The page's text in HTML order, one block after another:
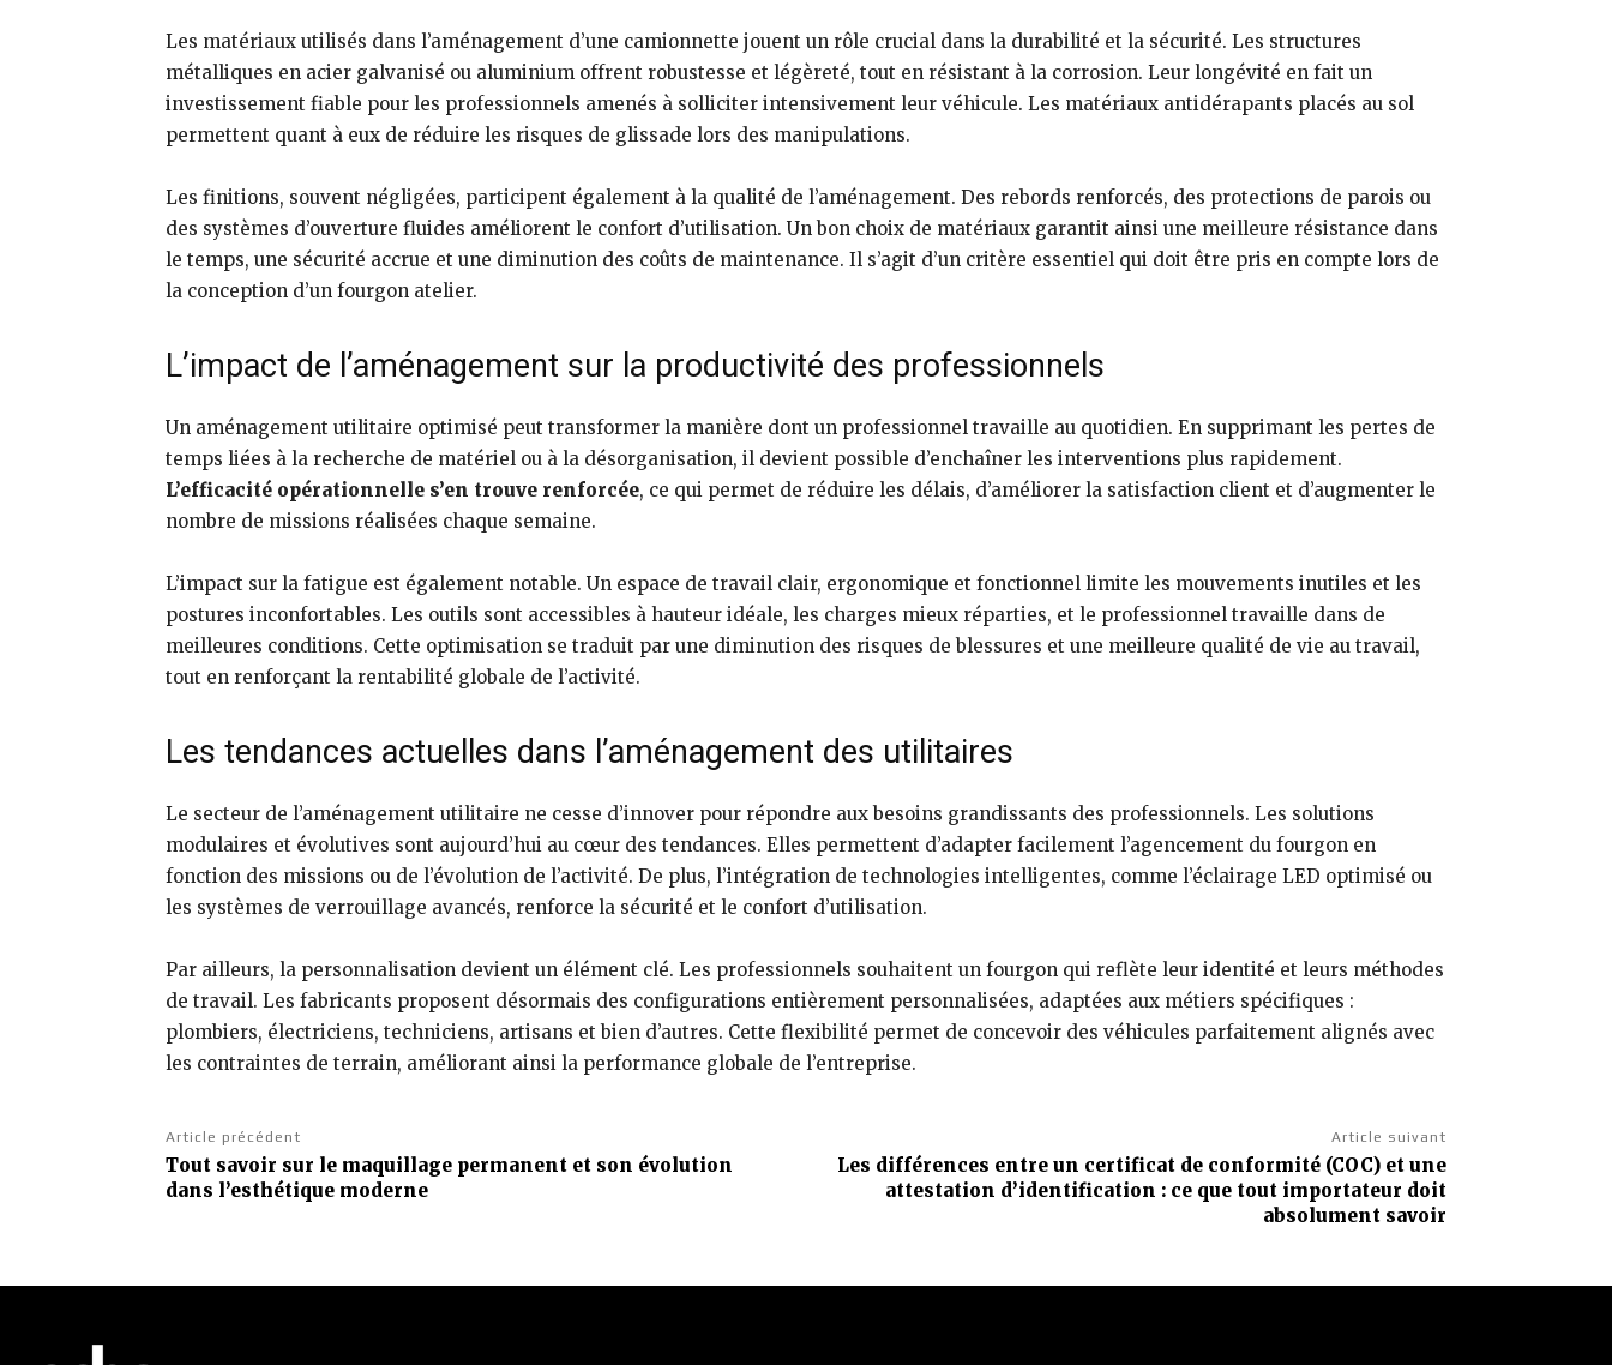
Les matériaux utilisés dans l’aménagement d’une camionnette jouent un rôle crucial dans la durabilité et la sécurité. Les structures
métalliques en acier galvanisé ou aluminium offrent robustesse et légèreté, tout en résistant à la corrosion. Leur longévité en fait un
investissement fiable pour les professionnels amenés à solliciter intensivement leur véhicule. Les matériaux antidérapants placés au sol
permettent quant à eux de réduire les risques de glissade lors des manipulations.
Les finitions, souvent négligées, participent également à la qualité de l’aménagement. Des rebords renforcés, des protections de parois ou
des systèmes d’ouverture fluides améliorent le confort d’utilisation. Un bon choix de matériaux garantit ainsi une meilleure résistance dans
le temps, une sécurité accrue et une diminution des coûts de maintenance. Il s’agit d’un critère essentiel qui doit être pris en compte lors de
la conception d’un fourgon atelier.
L’impact de l’aménagement sur la productivité des professionnels
Un aménagement utilitaire optimisé peut transformer la manière dont un professionnel travaille au quotidien. En supprimant les pertes de
temps liées à la recherche de matériel ou à la désorganisation, il devient possible d’enchaîner les interventions plus rapidement.
L’efficacité opérationnelle s’en trouve renforcée, ce qui permet de réduire les délais, d’améliorer la satisfaction client et d’augmenter le
nombre de missions réalisées chaque semaine.
L’impact sur la fatigue est également notable. Un espace de travail clair, ergonomique et fonctionnel limite les mouvements inutiles et les
postures inconfortables. Les outils sont accessibles à hauteur idéale, les charges mieux réparties, et le professionnel travaille dans de
meilleures conditions. Cette optimisation se traduit par une diminution des risques de blessures et une meilleure qualité de vie au travail,
tout en renforçant la rentabilité globale de l’activité.
Les tendances actuelles dans l’aménagement des utilitaires
Le secteur de l’aménagement utilitaire ne cesse d’innover pour répondre aux besoins grandissants des professionnels. Les solutions
modulaires et évolutives sont aujourd’hui au cœur des tendances. Elles permettent d’adapter facilement l’agencement du fourgon en
fonction des missions ou de l’évolution de l’activité. De plus, l’intégration de technologies intelligentes, comme l’éclairage LED optimisé ou
les systèmes de verrouillage avancés, renforce la sécurité et le confort d’utilisation.
Par ailleurs, la personnalisation devient un élément clé. Les professionnels souhaitent un fourgon qui reflète leur identité et leurs méthodes
de travail. Les fabricants proposent désormais des configurations entièrement personnalisées, adaptées aux métiers spécifiques :
plombiers, électriciens, techniciens, artisans et bien d’autres. Cette flexibilité permet de concevoir des véhicules parfaitement alignés avec
les contraintes de terrain, améliorant ainsi la performance globale de l’entreprise.
Article précédent
Tout savoir sur le maquillage permanent et son évolution
dans l’esthétique moderne
Article suivant
Les différences entre un certificat de conformité (COC) et une
attestation d’identification : ce que tout importateur doit
absolument savoir